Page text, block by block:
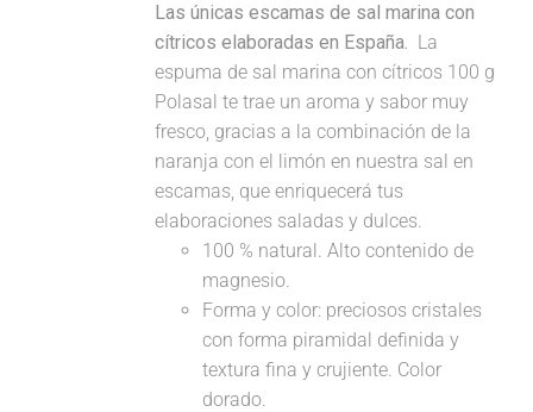
Las únicas escamas de sal marina con
cítricos elaboradas en España. La
espuma de sal marina con cítricos 100 g
Polasal te trae un aroma y sabor muy
fresco, gracias a la combinación de la
naranja con el limón en nuestra sal en
escamas, que enriquecerá tus
elaboraciones saladas y dulces.
100 % natural. Alto contenido de
magnesio.
Forma y color: preciosos cristales
con forma piramidal definida y
textura fina y crujiente. Color
dorado.